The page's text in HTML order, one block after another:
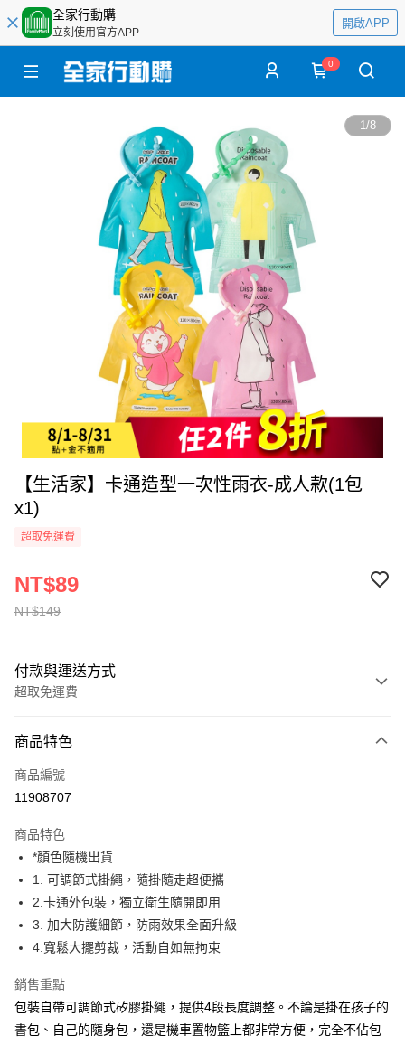
全家行動購
立刻使用官方APP
開啟APP
0
1/8
【生活家】卡通造型一次性雨衣-成人款(1包
x1)
超取免運費
NT$149
NT$89
付款與運送方式
超取免運費
全家線上支付
超商取貨付款
運送方式
全家取貨付款
免運費
常溫-付款後全家取貨
免運費
商品特色
商品編號
11908707
商品特色
*顏色隨機出貨
1. 可調節式掛繩，隨掛隨走超便攜
2.卡通外包裝，獨立衛生隨開即用
3. 加大防護細節，防雨效果全面升級
4.寬鬆大擺剪裁，活動自如無拘束
銷售重點
包裝自帶可調節式矽膠掛繩，提供4段長度調整。不論是掛在孩子的
書包、自己的隨身包，還是機車置物籃上都非常方便，完全不佔包